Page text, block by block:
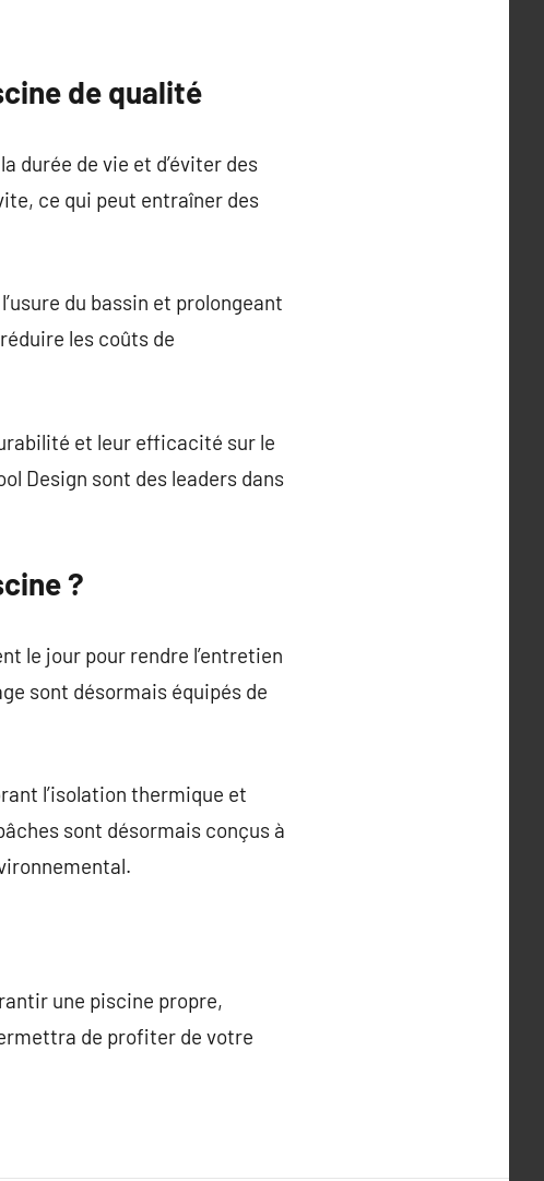
de qualité
durée de vie et d’éviter des
ce qui peut entraîner des
du bassin et prolongeant
les coûts de
et leur efficacité sur le
Design sont des leaders dans
?
le jour pour rendre l’entretien
sont désormais équipés de
l’isolation thermique et
sont désormais conçus à
une piscine propre,
de profiter de votre